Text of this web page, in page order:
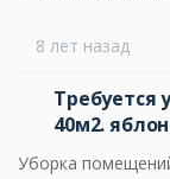
8 лет назад
Требуется
40м2.
Уборка